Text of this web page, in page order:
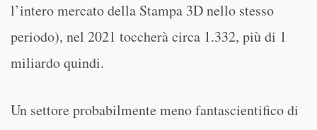
l’intero mercato della Stampa 3D nello stesso
periodo), nel 2021 toccherà circa 1.332, più di 1
miliardo quindi.
Un settore probabilmente meno fantascientifico di